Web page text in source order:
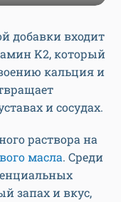
добавки входит
K2, который
кальция и
и сосудах.
раствора на
масла. Среди
запах и вкус,